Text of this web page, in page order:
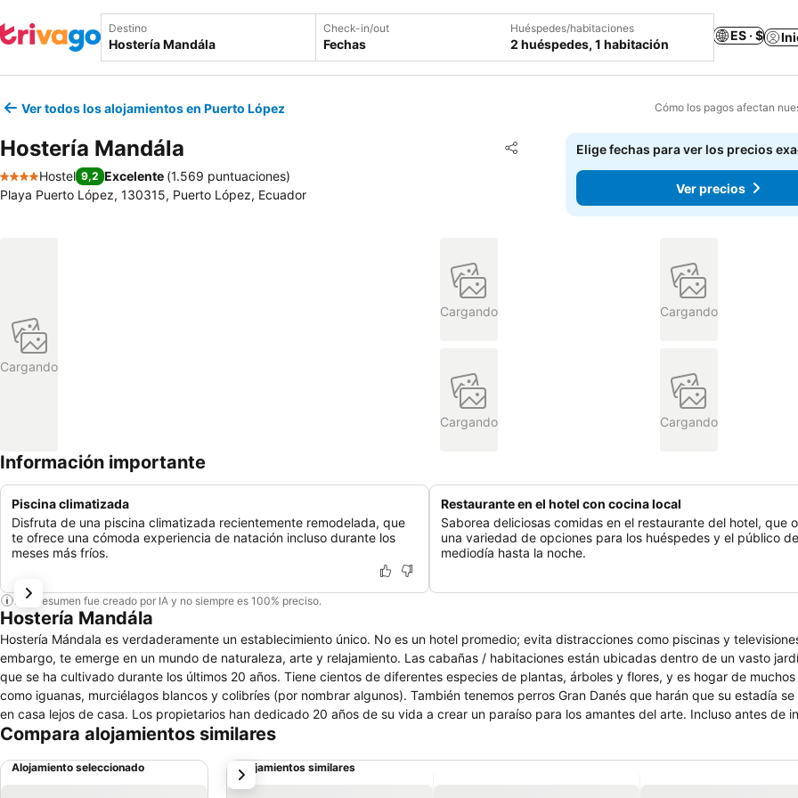
Destino Check-in/out
Fechas
Huéspedes/habitaciones
2 huéspedes, 1 habitación
ES · $
Ver todos los alojamientos en Puerto López Cómo los pagos afectan
Hostería Mandála Compartir
Agregar a favoritos
4 Estrellas
Hostel 9,2 Excelente (1.569 puntuaciones)
Playa Puerto López, 130315, Puerto López, Ecuador
Elige fechas para ver los precios
Ver precios
Cargando
Cargando Cargando
Cargando Cargando
Información importante
Piscina climatizada
Disfruta de una piscina climatizada recientemente remodelada, que
te ofrece una cómoda experiencia de natación incluso durante los
meses más fríos.
Restaurante en el hotel con cocina local
Saborea deliciosas comidas en el restaurante del hotel, que
una variedad de opciones para los huéspedes y el público
mediodía hasta la noche.
Este resumen fue creado por IA y no siempre es 100% preciso.
Hostería Mandála
Hostería Mándala es verdaderamente un establecimiento único. No es un hotel promedio; evita distracciones como piscinas y
embargo, te emerge en un mundo de naturaleza, arte y relajamiento. Las cabañas / habitaciones están ubicadas dentro de un vasto
que se ha cultivado durante los últimos 20 años. Tiene cientos de diferentes especies de plantas, árboles y flores, y es hogar de muchos
como iguanas, murciélagos blancos y colibríes (por nombrar algunos). También tenemos perros Gran Danés que harán que su estadía
en casa lejos de casa. Los propietarios han dedicado 20 años de su vida a crear un paraíso para los amantes del arte. Incluso antes de
Mandala, encontrará un monumento de delfines, una exposición de esqueletos de ballena y nuestros murales de 150 metros. Dentro de
interacción humana y el vínculo. La casa común ofrece un espacio ideal para jugar juegos de mesa, resolver rompecabezas y conversar
disfruta de una bebida, de nuestros deliciosos postres y helados. También tenemos una sala de juegos con una mesa de billar, una mesa
Compara alojamientos similares
Alojamiento seleccionado Alojamientos similares
siguiente